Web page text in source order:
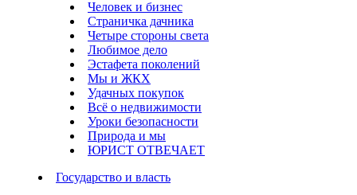
Человек и бизнес
Страничка дачника
Четыре стороны света
Любимое дело
Эстафета поколений
Мы и ЖКХ
Удачных покупок
Всё о недвижимости
Уроки безопасности
Природа и мы
ЮРИСТ ОТВЕЧАЕТ
Государство и власть